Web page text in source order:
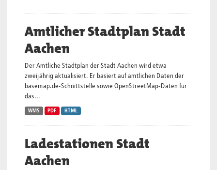
Amtlicher Stadtplan Stadt
Aachen
Der Amtliche Stadtplan der Stadt Aachen wird etwa
zweijährig aktualisiert. Er basiert auf amtlichen Daten der
basemap.de-Schnittstelle sowie OpenStreetMap-Daten für
das...
WMS PDF HTML
Ladestationen Stadt
Aachen